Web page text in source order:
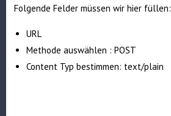
Folgende Felder müssen wir hier füllen:
URL
Methode auswählen : POST
Content Typ bestimmen: text/plain